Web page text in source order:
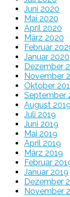
Juni 2020
Mai 2020
April 2020
März 2020
Februar
Januar 2020
Dezember
November
Oktober
September
August 2019
Juli 2019
Juni 2019
Mai 2019
April 2019
März 2019
Februar
Januar 2019
Dezember
November